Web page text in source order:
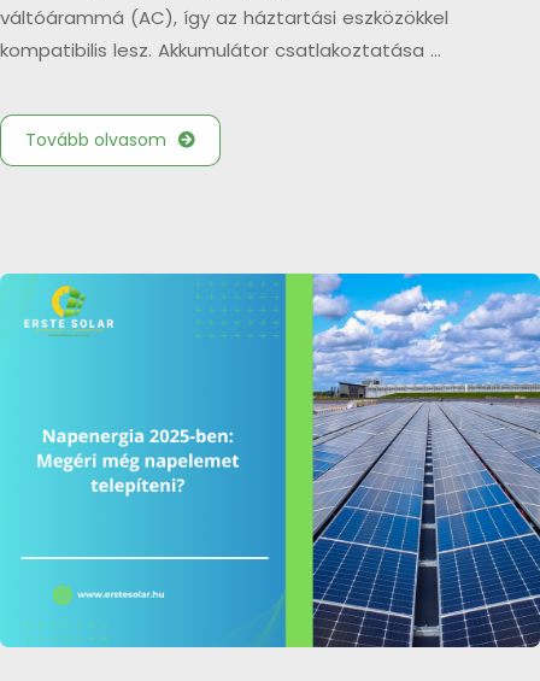
váltóárammá (AC), így az háztartási eszközökkel
kompatibilis lesz. Akkumulátor csatlakoztatása …
Tovább olvasom